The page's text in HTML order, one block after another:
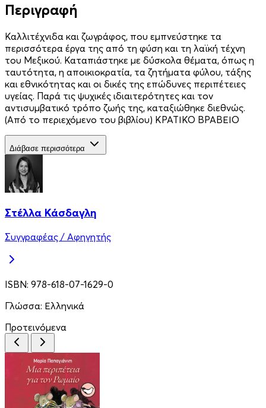
Περιγραφή
Καλλιτέχνιδα και ζωγράφος, που εμπνεύστηκε τα
περισσότερα έργα της από τη φύση και τη λαϊκή τέχνη
του Μεξικού. Καταπιάστηκε με δύσκολα θέματα, όπως η
ταυτότητα, η αποικιοκρατία, τα ζητήματα φύλου, τάξης
και εθνικότητας και οι δικές της επώδυνες περιπέτειες
υγείας. Παρά τις ψυχικές ιδιαιτερότητες και τον
αντισυμβατικό τρόπο ζωής της, καταξιώθηκε διεθνώς.
(Από το περιεχόμενο του βιβλίου) ΚΡΑΤΙΚΟ ΒΡΑΒΕΙΟ
Διάβασε περισσότερα
Στέλλα Κάσδαγλη
Συγγραφέας / Αφηγητής
ISBN: 978-618-07-1629-0
Γλώσσα: Ελληνικά
Προτεινόμενα